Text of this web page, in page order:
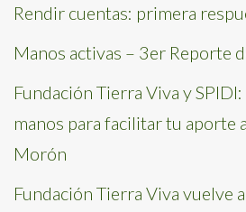
Rendir cuentas: primera
Manos activas – 3er Reporte
Fundación Tierra Viva y
manos para facilitar tu aporte
Morón
Fundación Tierra Viva vuelve